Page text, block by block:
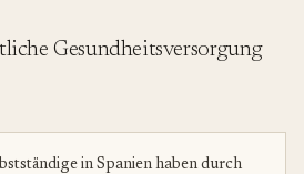
Gesundheitsversorgung
in Spanien haben durch